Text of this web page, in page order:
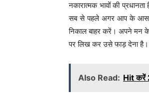
नकारात्मक भावों की
सब से पहले अगर आप के
निकाल बाहर करें। अपने मन के
पर लिख कर उसे फाड़ देना है।
Also Read: Hit करें